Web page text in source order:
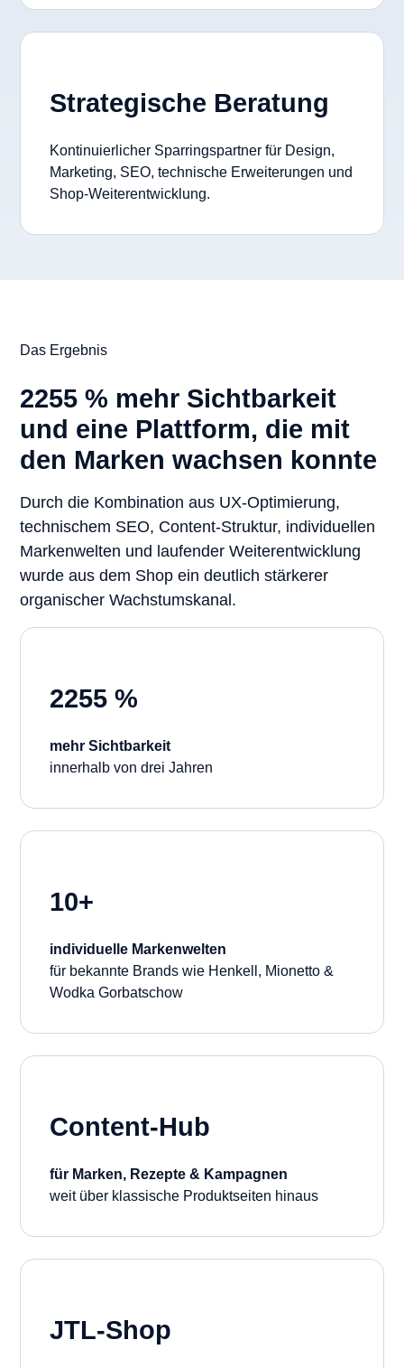
Strategische Beratung
Kontinuierlicher Sparringspartner für Design,
Marketing, SEO, technische Erweiterungen und
Shop-Weiterentwicklung.
Das Ergebnis
2255 % mehr Sichtbarkeit
und eine Plattform, die mit
den Marken wachsen konnte
Durch die Kombination aus UX-Optimierung,
technischem SEO, Content-Struktur, individuellen
Markenwelten und laufender Weiterentwicklung
wurde aus dem Shop ein deutlich stärkerer
organischer Wachstumskanal.
2255 %
mehr Sichtbarkeit
innerhalb von drei Jahren
10+
individuelle Markenwelten
für bekannte Brands wie Henkell, Mionetto &
Wodka Gorbatschow
Content-Hub
für Marken, Rezepte & Kampagnen
weit über klassische Produktseiten hinaus
JTL-Shop